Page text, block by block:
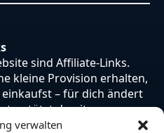
verwalten
sind Affiliate-Links.
kleine Provision erhalten,
– für dich ändert
damit unsere